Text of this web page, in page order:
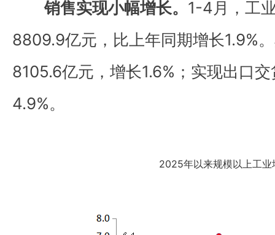
销售实现小幅增长。 1-4月，工
8809.9亿元，比上年同期增长1.9%
8105.6亿元，增长1.6%；实现出口
4.9%。
2025年以来规模以上工业